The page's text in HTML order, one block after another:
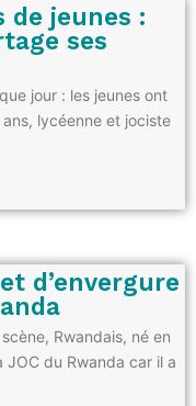
de jeunes :
ses
jour : les jeunes ont
lycéenne et jociste
d’envergure
Rwandais, né en
JOC du Rwanda car il a